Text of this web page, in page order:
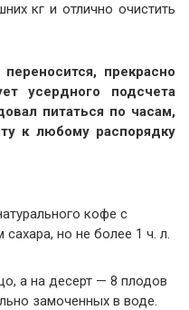
кг и отлично очистить
прекрасно
усердного подсчета
питаться по часам,
к любому распорядку
кофе с
но не более 1 ч. л.
а на десерт — 8 плодов
замоченных в воде.